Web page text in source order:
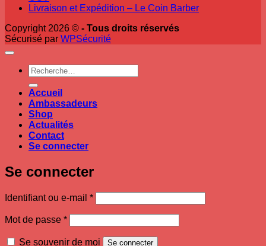
Livraison et Expédition – Le Coin Barber
Copyright 2026 © - Tous droits réservés
Sécurisé par WPSécurité
Recherche
pour :
Accueil
Ambassadeurs
Shop
Actualités
Contact
Se connecter
Se connecter
Identifiant ou e-mail *Obligatoire
Mot de passe *Obligatoire
Se souvenir de moi Se connecter